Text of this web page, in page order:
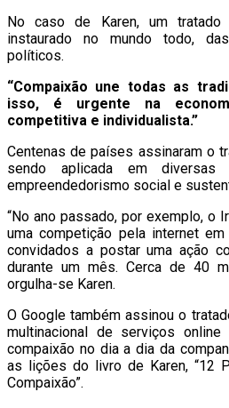
No caso de Karen, um
instaurado no mundo todo,
políticos.
“Compaixão une todas as
isso, é urgente na
competitiva e individualista.”
Centenas de países assinaram o
sendo aplicada em diversas
empreendedorismo social e
“No ano passado, por exemplo, o
uma competição pela internet
convidados a postar uma ação
durante um mês. Cerca de 40
orgulha-se Karen.
O Google também assinou o
multinacional de serviços online
compaixão no dia a dia da
as lições do livro de Karen, “12
Compaixão”.